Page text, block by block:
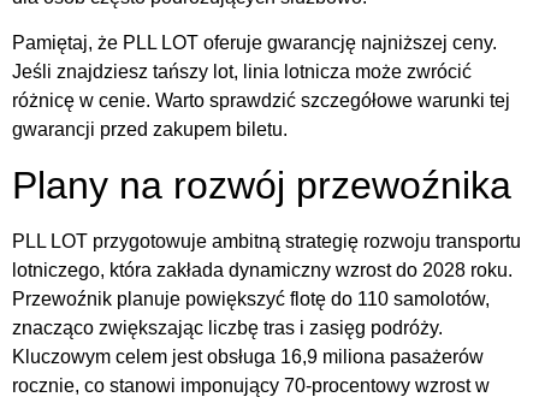
Pamiętaj, że PLL LOT oferuje gwarancję najniższej ceny.
Jeśli znajdziesz tańszy lot, linia lotnicza może zwrócić
różnicę w cenie. Warto sprawdzić szczegółowe warunki tej
gwarancji przed zakupem biletu.
Plany na rozwój przewoźnika
PLL LOT przygotowuje ambitną strategię rozwoju transportu
lotniczego, która zakłada dynamiczny wzrost do 2028 roku.
Przewoźnik planuje powiększyć flotę do 110 samolotów,
znacząco zwiększając liczbę tras i zasięg podróży.
Kluczowym celem jest obsługa 16,9 miliona pasażerów
rocznie, co stanowi imponujący 70-procentowy wzrost w